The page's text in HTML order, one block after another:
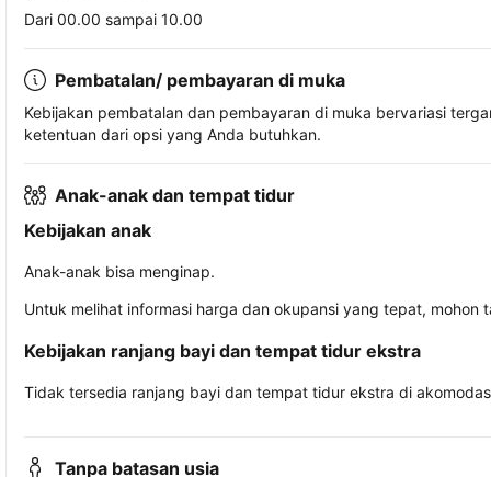
Dari 00.00 sampai 10.00
Pembatalan/ pembayaran di muka
Kebijakan pembatalan dan pembayaran di muka bervariasi
ketentuan dari opsi yang Anda butuhkan.
Anak-anak dan tempat tidur
Kebijakan anak
Anak-anak bisa menginap.
Untuk melihat informasi harga dan okupansi yang tepat,
Kebijakan ranjang bayi dan tempat tidur ekstra
Tidak tersedia ranjang bayi dan tempat tidur ekstra di
Tanpa batasan usia